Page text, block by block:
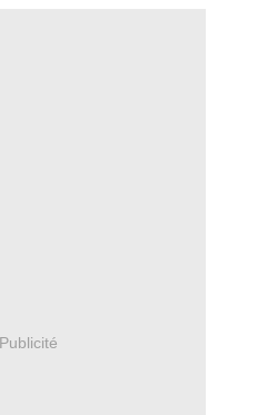
Publicité